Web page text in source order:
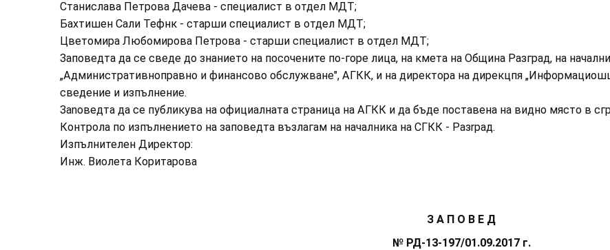
Станислава Петрова Дачева - специалист в отдел МДТ;
Бахтишен Сали Тефнк - старши специалист в отдел МДТ;
Цветомира Любомирова Петрова - старши специалист в отдел МДТ;
Заповедта да се сведе до знанието на посочените по-горе лица, на кмета на Община Разград, на
„Административно­правно и финансово обслужване", АГКК, и на директора на дирекцпя
сведение и изпълнение.
Заnоведта да се публикува на официалната страница на АГКК и да бъде поставена на видно място в
Контрола по изпълнението на заповедта възлагам на началника на СГКК - Разrрад.
Изпълнителен Директор:
Инж. Виолета Коритарова
З А П О В Е Д
№ РД-13-197/01.09.2017 г.